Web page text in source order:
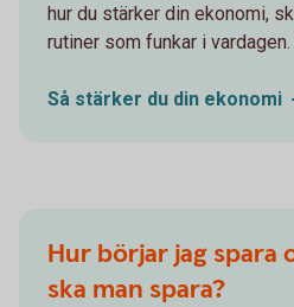
hur du stärker din ekonomi,
rutiner som funkar i vardagen.
Så stärker du din ekonomi
Hur börjar jag spara
ska man spara?